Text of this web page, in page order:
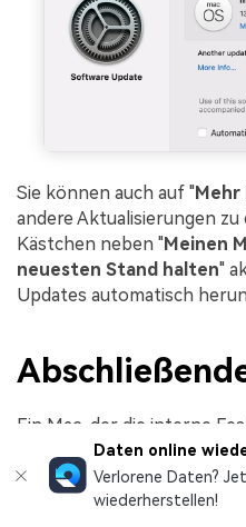
Sie können auch auf "
andere Aktualisierungen zu
Kästchen neben "Meinen
neuesten Stand halten"
Updates automatisch
Ein Mac, der die interne
verwirrend und
Mac, der nicht einmal
Beide Situationen können
Daten online
Verlorene Daten?
wiederherstellen!